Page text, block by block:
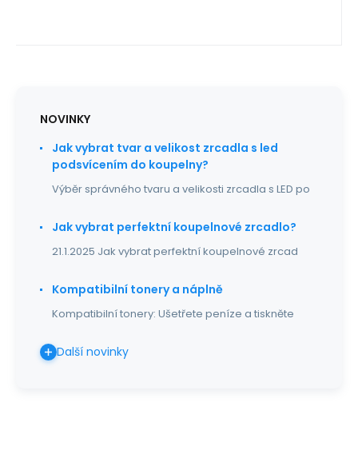
NOVINKY
Jak vybrat tvar a velikost zrcadla s led
podsvícením do koupelny?
Výběr správného tvaru a velikosti zrcadla s LED po
Jak vybrat perfektní koupelnové zrcadlo?
21.1.2025 Jak vybrat perfektní koupelnové zrcad
Kompatibilní tonery a náplně
Kompatibilní tonery: Ušetřete peníze a tiskněte
Další novinky